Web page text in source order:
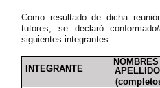
Como resultado de dicha
tutores, se declaró
siguientes integrantes:
INTEGRANTE